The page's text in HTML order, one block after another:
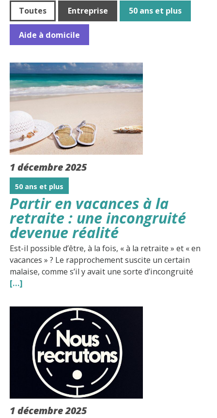
Toutes Entreprise 50 ans et plus
Aide à domicile
1 décembre 2025
50 ans et plus
Partir en vacances à la
retraite : une incongruité
devenue réalité
Est-il possible d’être, à la fois, « à la retraite » et « en
vacances » ? Le rapprochement suscite un certain
malaise, comme s’il y avait une sorte d’incongruité
[…]
1 décembre 2025